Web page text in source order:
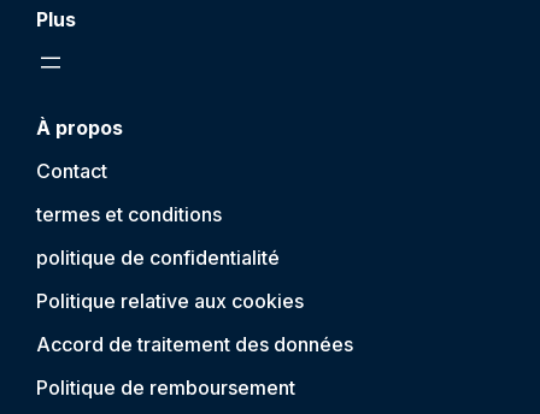
Plus
À propos
Contact
termes et conditions
politique de confidentialité
Politique relative aux cookies
Accord de traitement des données
Politique de remboursement